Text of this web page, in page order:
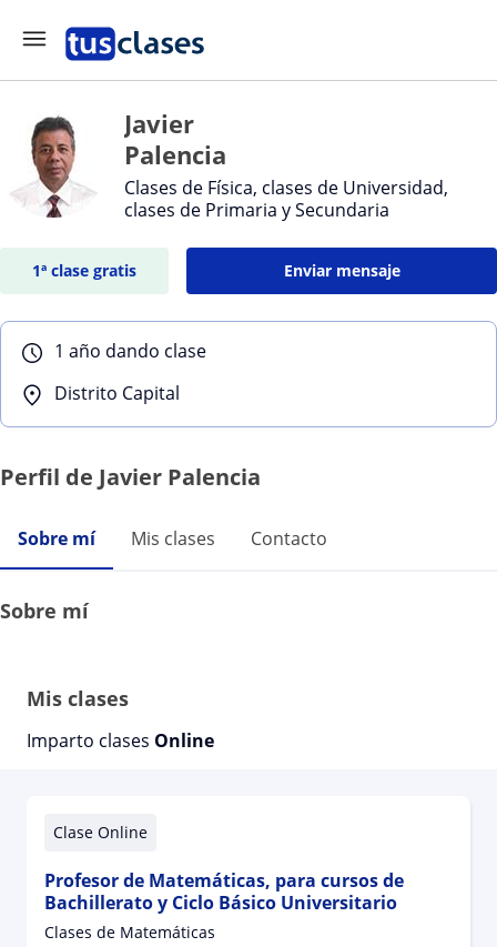
Javier
Palencia
Clases de Física, clases de Universidad,
clases de Primaria y Secundaria
1ª clase gratis Enviar mensaje
1 año dando clase
Distrito Capital
Perfil de Javier Palencia
Sobre mí Mis clases Contacto
Sobre mí
Mis clases
Imparto clases Online
Clase Online
Profesor de Matemáticas, para cursos de
Bachillerato y Ciclo Básico Universitario
Clases de Matemáticas